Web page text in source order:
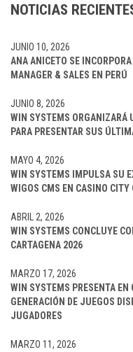
NOTICIAS
ANA ANICETO SE
MANAGER & SALES EN PERÚ
JUNIO 10, 2026
WIN SYSTEMS ORGANIZARÁ
PARA PRESENTAR SUS
JUNIO 8, 2026
WIN SYSTEMS IMPULSA SU
WIGOS CMS EN CASINO CITY
MAYO 4, 2026
WIN SYSTEMS CONCLUYE
CARTAGENA 2026
ABRIL 2, 2026
WIN SYSTEMS PRESENTA EN
GENERACIÓN DE JUEGOS
JUGADORES
MARZO 17, 2026
MARZO 11, 2026